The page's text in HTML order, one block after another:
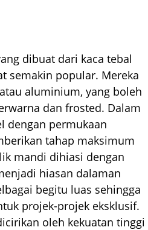
dibuat dari kaca tebal
semakin popular. Mereka
aluminium, yang boleh
dan frosted. Dalam
dengan permukaan
tahap maksimum
mandi dihiasi dengan
hiasan dalaman
begitu luas sehingga
projek-projek eksklusif.
oleh kekuatan tinggi